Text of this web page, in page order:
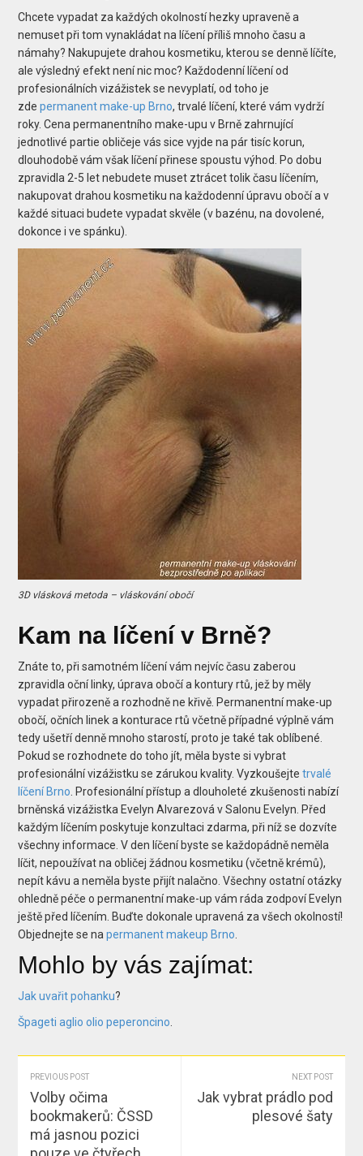
Chcete vypadat za každých okolností hezky upraveně a
nemuset při tom vynakládat na líčení příliš mnoho času a
námahy? Nakupujete drahou kosmetiku, kterou se denně líčíte,
ale výsledný efekt není nic moc? Každodenní líčení od
profesionálních vizážistek se nevyplatí, od toho je
zdepermanent make-up Brno, trvalé líčení, které vám vydrží
roky. Cena permanentního make-upu v Brně zahrnující
jednotlivé partie obličeje vás sice vyjde na pár tisíc korun,
dlouhodobě vám však líčení přinese spoustu výhod. Po dobu
zpravidla 2-5 let nebudete muset ztrácet tolik času líčením,
nakupovat drahou kosmetiku na každodenní úpravu obočí a v
každé situaci budete vypadat skvěle (v bazénu, na dovolené,
dokonce i ve spánku).
3D vlásková metoda – vláskování obočí
Kam na líčení v Brně?
Znáte to, při samotném líčení vám nejvíc času zaberou
zpravidla oční linky, úprava obočí a kontury rtů, jež by měly
vypadat přirozeně a rozhodně ne křivě. Permanentní make-up
obočí, očních linek a konturace rtů včetně případné výplně vám
tedy ušetří denně mnoho starostí, proto je také tak oblíbené.
Pokud se rozhodnete do toho jít, měla byste si vybrat
profesionální vizážistku se zárukou kvality. Vyzkoušejtetrvalé
líčení Brno . Profesionální přístup a dlouholeté zkušenosti nabízí
brněnská vizážistka Evelyn Alvarezová v Salonu Evelyn. Před
každým líčením poskytuje konzultaci zdarma, při níž se dozvíte
všechny informace. V den líčení byste se každopádně neměla
líčit, nepoužívat na obličej žádnou kosmetiku (včetně krémů),
nepít kávu a neměla byste přijít nalačno. Všechny ostatní otázky
ohledně péče o permanentní make-up vám ráda zodpoví Evelyn
ještě před líčením. Buďte dokonale upravená za všech okolností!
Objednejte se napermanent makeup Brno
Mohlo by vás zajímat:
Jak uvařit pohanku?
Špageti aglio olio peperoncino
PREVIOUS POST
Volby očima
bookmakerů: ČSSD
má jasnou pozici
NEXT POST
Jak vybrat prádlo pod
plesové šaty